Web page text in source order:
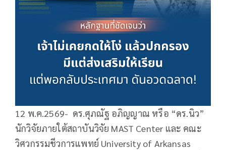
12 พ.ค.2569- ดร.ศุภณัฐ อภิญญาณ หรือ “ดร.นิว”
นักวิจัยภายใต้สถาบันวิจัย MAST Center และ คณะ
วิศวกรรมชีวการแพทย์ University of Arkansas